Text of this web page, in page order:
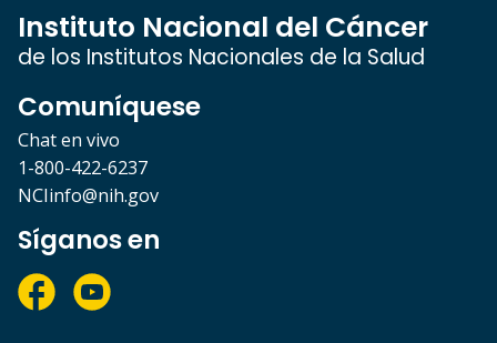
Instituto Nacional del Cáncer
de los Institutos Nacionales de la Salud
Comuníquese
Chat en vivo
1-800-422-6237
NCIinfo@nih.gov
Síganos en